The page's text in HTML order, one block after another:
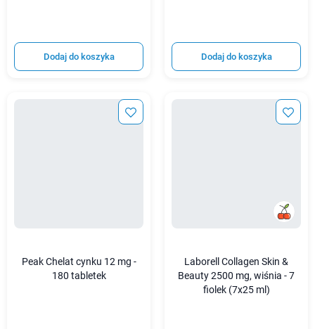
Dodaj do koszyka Dodaj do koszyka
Peak Chelat cynku 12 mg -
180 tabletek
Laborell Collagen Skin &
Beauty 2500 mg, wiśnia - 7
fiolek (7x25 ml)